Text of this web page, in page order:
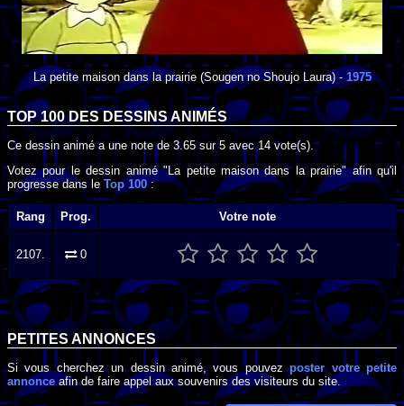
La petite maison dans la prairie(Sougen no Shoujo Laura) - 1975
TOP 100 DES DESSINS ANIMÉS
Ce dessin animé a une note de 3.65sur5 avec14 vote(s).
Votez pour le dessin animé "La petite maison dans la prairie" afin qu'il
progresse dans le Top 100:
Rang Prog. Votre note
2107. 0
PETITES ANNONCES
Si vous cherchez un dessin animé, vous pouvezposter votre petite
annonce afin de faire appel aux souvenirs des visiteurs du site.